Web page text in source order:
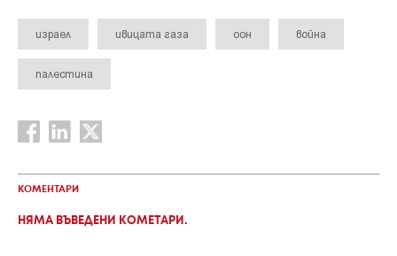
израел ивицата газа оон война
палестина
КОМЕНТАРИ
НЯМА ВЪВЕДЕНИ КОМЕТАРИ.